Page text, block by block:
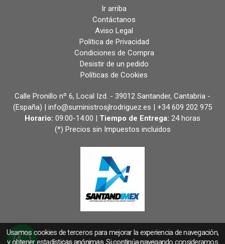
Ir arriba
Contáctanos
Aviso Legal
Política de Privacidad
Condiciones de Compra
Desistir de un pedido
Políticas de Cookies
Calle Pronillo nº 6, Local Izd. - 39012 Santander, Cantabria -
(España) | info@suministrosjlrodriguez.es | +34 609 202 975
Horario: 09:00-14:00 | Tiempo de Entrega: 24 horas
(*) Precios sin Impuestos incluidos
Usamos cookies de terceros para mejorar la experiencia de navegación,
y obtener estadísticas anónimas. Si continúa navegando consideramos